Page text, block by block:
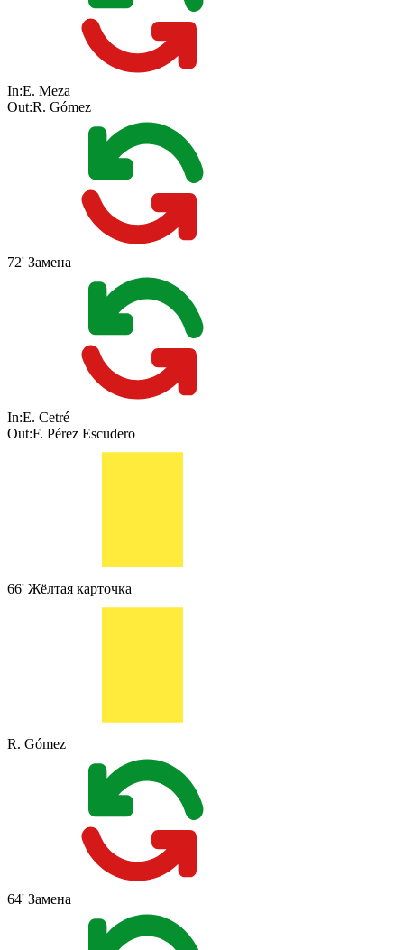
In:E. Meza
Out:R. Gómez
72' Замена
In:E. Cetré
Out:F. Pérez Escudero
66' Жёлтая карточка
R. Gómez
64' Замена